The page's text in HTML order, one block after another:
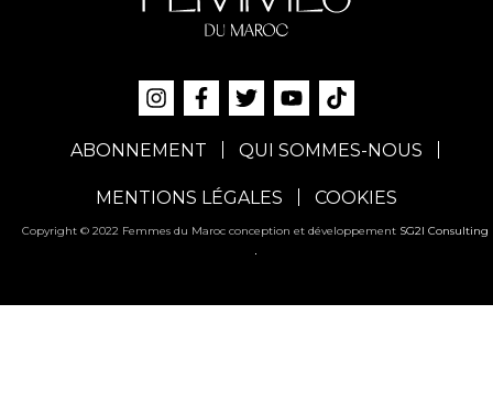
ABONNEMENT QUI SOMMES-NOUS
MENTIONS LÉGALES COOKIES
Copyright © 2022 Femmes du Maroc conception et développement SG2I Consulting